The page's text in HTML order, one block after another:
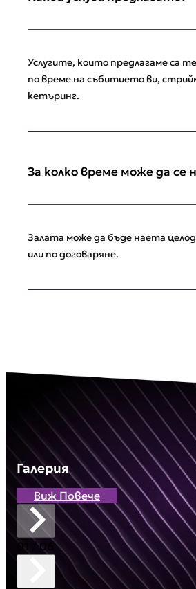
Услугите, които предлагаме са
по време на събитието ви,
кетъринг.
За колко време може да се
Залата може да бъде наета
или по договаряне.
Галерия
Виж Повече
01 / 06